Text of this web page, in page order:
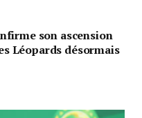
son ascension
Léopards désormais